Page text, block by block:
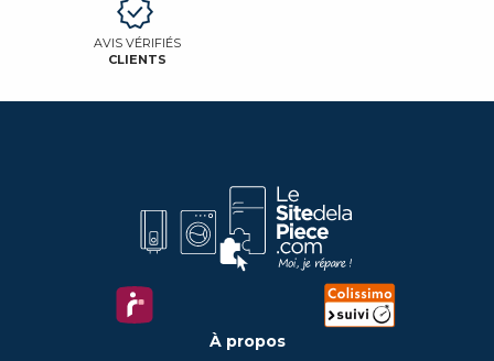
AVIS VÉRIFIÉS
CLIENTS
À propos